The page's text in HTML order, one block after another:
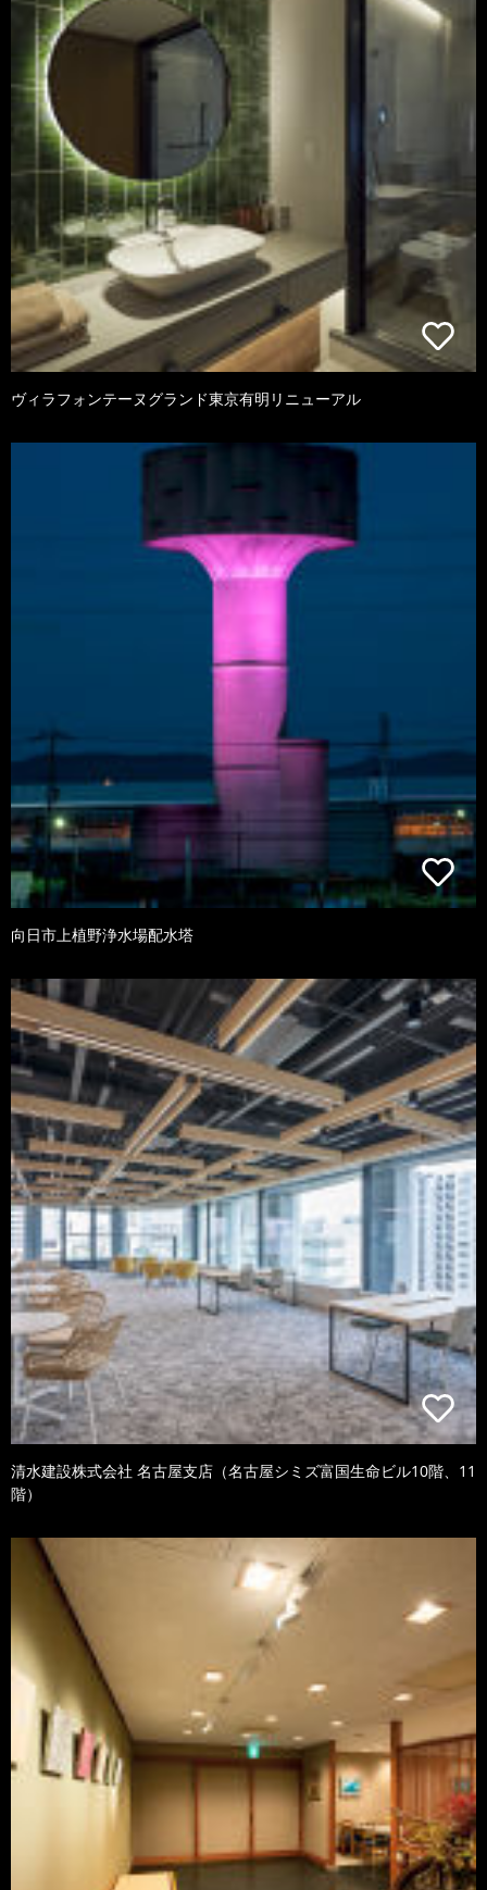
ヴィラフォンテーヌグランド東京有明リニューアル
向日市上植野浄水場配水塔
清水建設株式会社 名古屋支店（名古屋シミズ富国生命ビル10階、11
階）